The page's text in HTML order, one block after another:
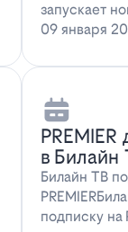
запускает
предложение
09 января
в Билайн
Билайн ТВ
подписку на